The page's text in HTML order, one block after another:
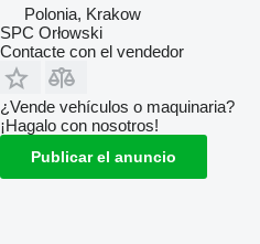
Polonia, Krakow
SPC Orłowski
Contacte con el vendedor
¿Vende vehículos o maquinaria?
¡Hagalo con nosotros!
Publicar el anuncio